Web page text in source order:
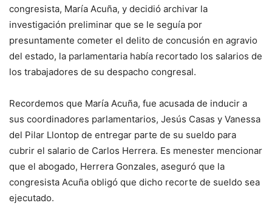
congresista, María Acuña, y decidió archivar la
investigación preliminar que se le seguía por
presuntamente cometer el delito de concusión en agravio
del estado, la parlamentaria había recortado los salarios de
los trabajadores de su despacho congresal.
Recordemos que María Acuña, fue acusada de inducir a
sus coordinadores parlamentarios, Jesús Casas y Vanessa
del Pilar Llontop de entregar parte de su sueldo para
cubrir el salario de Carlos Herrera. Es menester mencionar
que el abogado, Herrera Gonzales, aseguró que la
congresista Acuña obligó que dicho recorte de sueldo sea
ejecutado.